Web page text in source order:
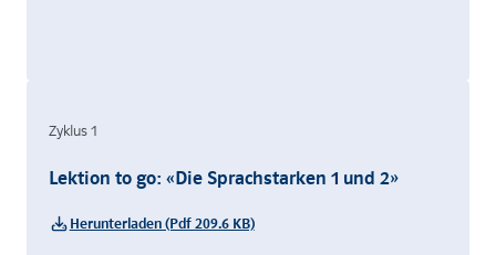
Zyklus 1
Lektion to go: «Die Sprachstarken 1 und 2»
Herunterladen (Pdf 209.6 KB)